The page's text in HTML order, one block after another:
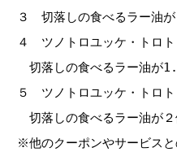
３ 切落しの食べるラー油
４ ツノトロユッケ・トロト
切落しの食べるラー油が
５ ツノトロユッケ・トロト
切落しの食べるラー油が
※他のクーポンやサービス